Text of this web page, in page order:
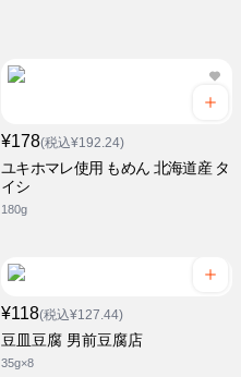
¥178(税込¥192.24)
ユキホマレ使用 もめん 北海道産 タ
イシ
180g
¥118(税込¥127.44)
豆皿豆腐 男前豆腐店
35g×8